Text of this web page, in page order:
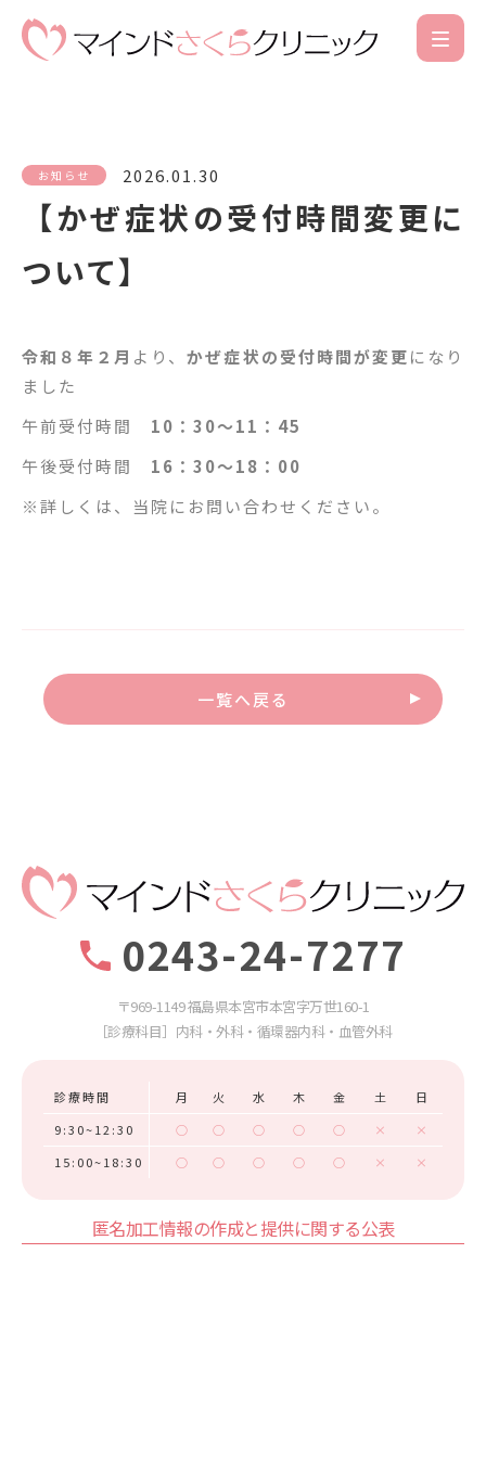
お知らせ 2026.01.30
【かぜ症状の受付時間変更に
ついて】
令和８年２月 より、かぜ症状の受付時間が変更になり
ました
午前受付時間 10：30～11：45
午後受付時間 16：30～18：00
※詳しくは、当院にお問い合わせください。
一覧へ戻る
0243-24-7277
〒969-1149 福島県本宮市本宮字万世160-1
［診療科目］内科・外科・循環器内科・血管外科
診療時間 月 火 水 木 金 土
日
9:30~12:30
○ ○ ○ ○ ○ ×
×
15:00~18:30
○ ○ ○ ○ ○ × ×
匿名加工情報の作成と提供に関する公表